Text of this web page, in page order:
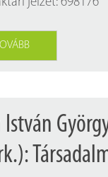
kollégáink
TOVÁBB
István